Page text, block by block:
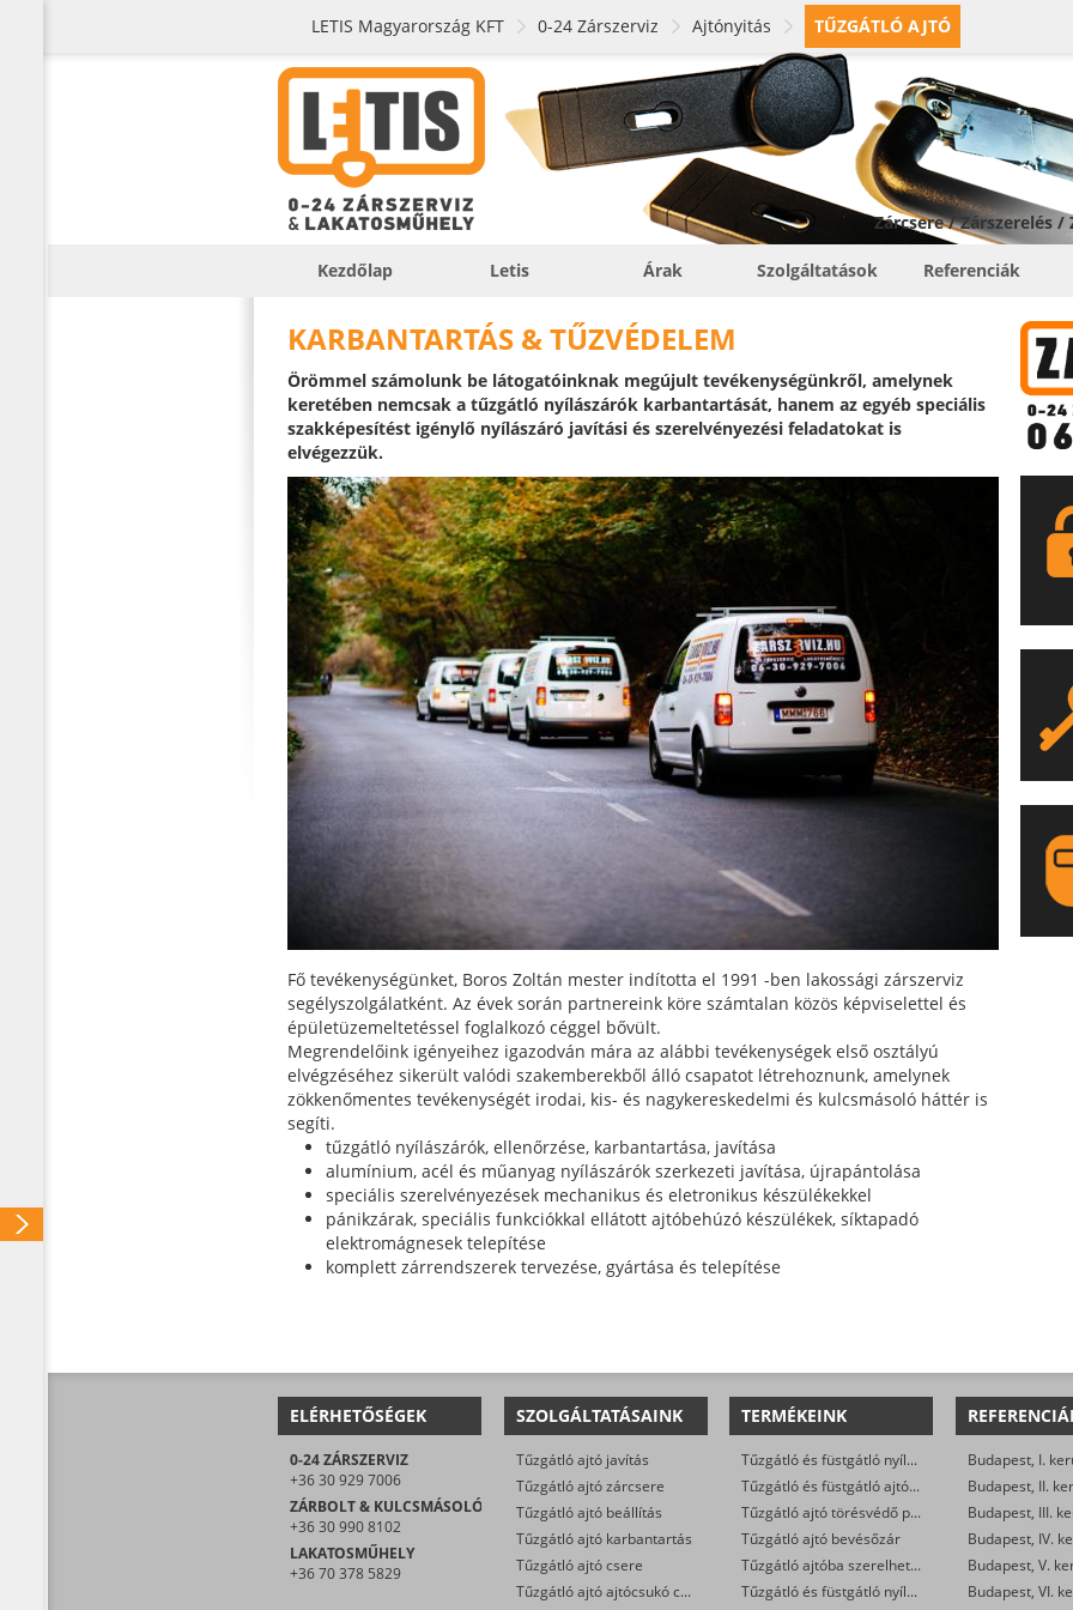
LETIS Magyarország KFT 0-24 Zárszerviz Ajtónyitás TŰZGÁTLÓ AJTÓ
Zárcsere / Zárszerelés
Kezdőlap Letis Árak Szolgáltatások Referenciák
KARBANTARTÁS & TŰZVÉDELEM
Örömmel számolunk be látogatóinknak megújult tevékenységünkről, amelynek
keretében nemcsak a tűzgátló nyílászárók karbantartását, hanem az egyéb speciális
szakképesítést igénylő nyílászáró javítási és szerelvényezési feladatokat is
elvégezzük.
Fő tevékenységünket, Boros Zoltán mester indította el 1991 -ben lakossági zárszerviz
segélyszolgálatként. Az évek során partnereink köre számtalan közös képviselettel és
épületüzemeltetéssel foglalkozó céggel bővült.
Megrendelőink igényeihez igazodván mára az alábbi tevékenységek első osztályú
elvégzéséhez sikerült valódi szakemberekből álló csapatot létrehoznunk, amelynek
zökkenőmentes tevékenységét irodai, kis- és nagykereskedelmi és kulcsmásoló háttér is
segíti.
tűzgátló nyílászárók, ellenőrzése, karbantartása, javítása
alumínium, acél és műanyag nyílászárók szerkezeti javítása, újrapántolása
speciális szerelvényezések mechanikus és eletronikus készülékekkel
pánikzárak, speciális funkciókkal ellátott ajtóbehúzó készülékek, síktapadó
elektromágnesek telepítése
komplett zárrendszerek tervezése, gyártása és telepítése
ELÉRHETŐSÉGEK
0-24 ZÁRSZERVIZ
+36 30 929 7006
ZÁRBOLT & KULCSMÁSOLÓ
+36 30 990 8102
LAKATOSMŰHELY
+36 70 378 5829
SZOLGÁLTATÁSAINK
Tűzgátló ajtó javítás
Tűzgátló ajtó zárcsere
Tűzgátló ajtó beállítás
Tűzgátló ajtó karbantartás
Tűzgátló ajtó csere
Tűzgátló ajtó ajtócsukó csere
TERMÉKEINK
Tűzgátló és füstgátló nyílászárók
Tűzgátló és füstgátló ajtóalkatrészek (zsanér, rugó, stift, tömítés…)
Tűzgátló ajtó törésvédő pajzs és kilincsgarnitúra (kilincs-kilincs, vagy gomb-kilincs)
Tűzgátló ajtó bevésőzár
Tűzgátló ajtóba szerelhető zárbetét
Tűzgátló és füstgátló nyílászárókra szerelhető ajtócsukó és soroló
Budapest, I.
Budapest, II.
Budapest, III.
Budapest, IV.
Budapest, V.
Budapest, VI.